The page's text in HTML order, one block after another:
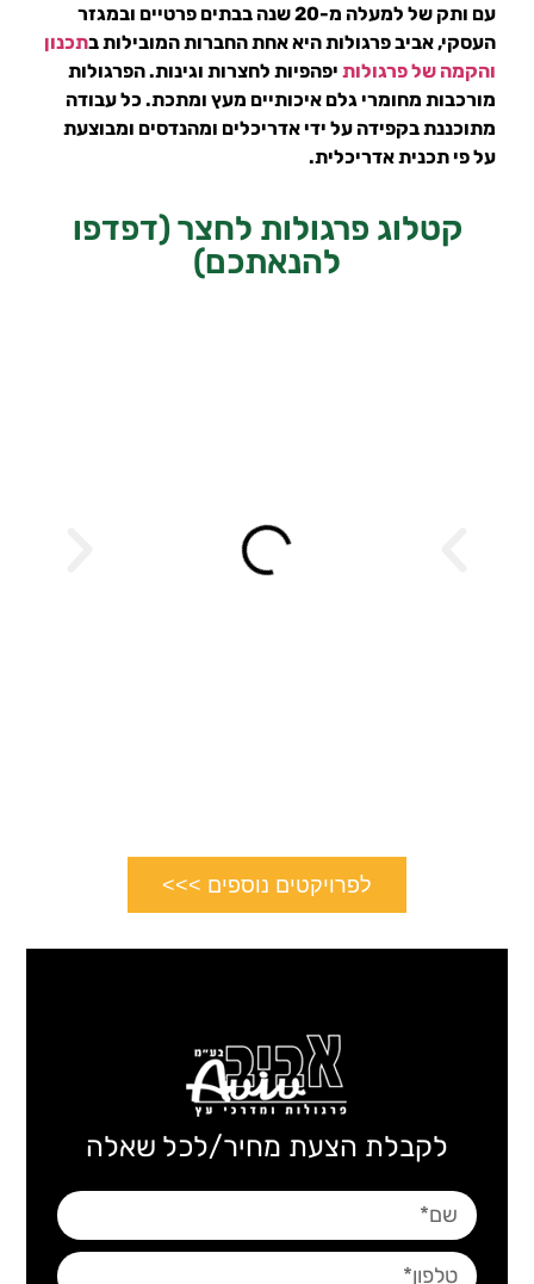
עם ותק של למעלה מ-20 שנה בבתים פרטיים ובמגזר
העסקי, אביב פרגולות היא אחת החברות המובילות בתכנון
והקמה של פרגולות יפהפיות לחצרות וגינות. הפרגולות
מורכבות מחומרי גלם איכותיים מעץ ומתכת. כל עבודה
מתוכננת בקפידה על ידי אדריכלים ומהנדסים ומבוצעת
על פי תכנית אדריכלית.
קטלוג פרגולות לחצר (דפדפו
להנאתכם)
לפרויקטים נוספים >>>
לקבלת הצעת מחיר/לכל שאלה